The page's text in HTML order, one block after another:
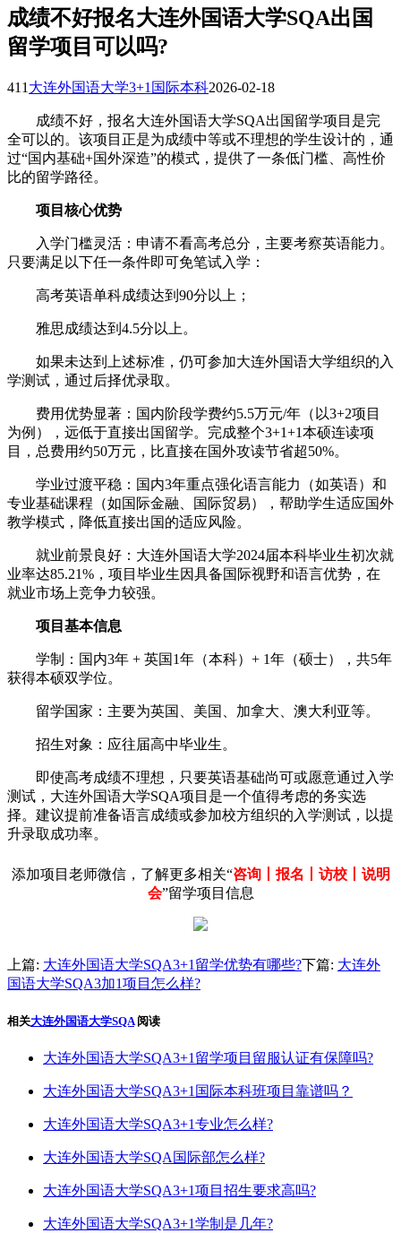
成绩不好报名大连外国语大学SQA出国
留学项目可以吗?
411 大连外国语大学3+1国际本科2026-02-18
成绩不好，报名大连外国语大学SQA出国留学项目是完
全可以的。该项目正是为成绩中等或不理想的学生设计的，通
过“国内基础+国外深造”的模式，提供了一条低门槛、高性价
比的留学路径。
项目核心优势
‌入学门槛灵活‌：申请不看高考总分，主要考察英语能力。
只要满足以下任一条件即可免笔试入学：
高考英语单科成绩达到90分以上；
雅思成绩达到4.5分以上。
如果未达到上述标准，仍可参加大连外国语大学组织的入
学测试，通过后择优录取。‌
‌费用优势显著‌：国内阶段学费约5.5万元/年（以3+2项目
为例），远低于直接出国留学。完成整个3+1+1本硕连读项
目，总费用约50万元，比直接在国外攻读节省超50%。‌
‌学业过渡平稳‌：国内3年重点强化语言能力（如英语）和
专业基础课程（如国际金融、国际贸易），帮助学生适应国外
教学模式，降低直接出国的适应风险。‌
‌就业前景良好‌：大连外国语大学2024届本科毕业生初次就
业率达85.21%，项目毕业生因具备国际视野和语言优势，在
就业市场上竞争力较强。‌
项目基本信息
‌学制‌：国内3年 + 英国1年（本科）+ 1年（硕士），共5年
获得本硕双学位。
‌留学国家‌：主要为英国、美国、加拿大、澳大利亚等。
‌招生对象‌：应往届高中毕业生。
即使高考成绩不理想，只要英语基础尚可或愿意通过入学
测试，大连外国语大学SQA项目是一个值得考虑的务实选
择。建议提前准备语言成绩或参加校方组织的入学测试，以提
升录取成功率。
添加项目老师微信，了解更多相关“咨询丨报名丨访校丨说明
会”留学项目信息
上篇: 大连外国语大学SQA3+1留学优势有哪些?下篇: 大连外
国语大学SQA3加1项目怎么样?
相关大连外国语大学SQA 阅读
大连外国语大学SQA3+1留学项目留服认证有保障吗?
大连外国语大学SQA3+1国际本科班项目靠谱吗？
大连外国语大学SQA3+1专业怎么样?
大连外国语大学SQA国际部怎么样?
大连外国语大学SQA3+1项目招生要求高吗?
大连外国语大学SQA3+1学制是几年?